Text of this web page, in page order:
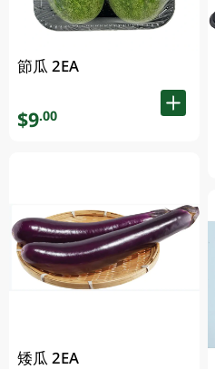
節瓜 2EA
$9.00
矮瓜 2EA